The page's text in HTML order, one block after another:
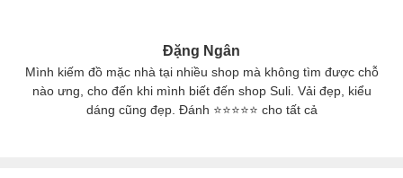
Đặng Ngân
Mình kiếm đồ mặc nhà tại nhiều shop mà không tìm được chỗ
nào ưng, cho đến khi mình biết đến shop Suli. Vải đẹp, kiểu
dáng cũng đẹp. Đánh ⭐️⭐️⭐️⭐️⭐️ cho tất cả